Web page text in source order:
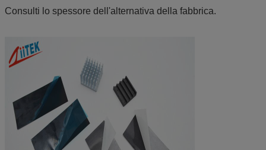
Consulti lo spessore dell'alternativa della fabbrica.